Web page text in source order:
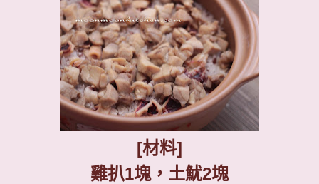
[材料]
雞扒1塊，土魷2塊